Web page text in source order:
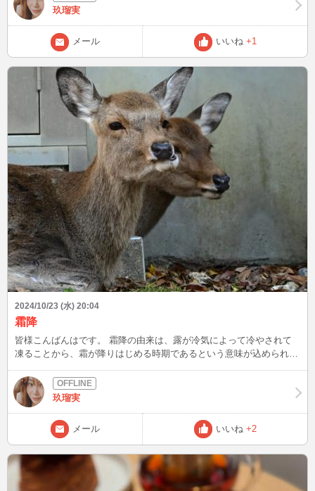
🤣 栄養関係は、パーフェクトでした👍👍 何も指摘される事が無かっ
たです。(私偉い自分で言う！) 監査頑張ったご褒美に、水曜日に奈良
🦌🦌に行くのに、日曜日にフライングで奈良🦌🦌に行っちゃった😛😛
HAPPY HALLOWEEN 2024氷🍧🥄 上に乗ってる、黒いクリームがな
んと… バーベキュー🥩味なんです。 で、黒ゴマベースのかき氷に中
からわらび餅。 和菓子屋さんのかき氷なので、かき氷全てにわらび
餅が入ってます。 小ぶりのかき氷なのに、わらび餅が入ってるので
お腹いっぱいになります🥹🥹 黒ゴマベースに、カレー🍛やバーベキ
ュー🥩の味を合わせてくる、このお店。 う〜〜ん！🙄🙄となるけ
ど、ハロウィン氷🎃は外せません！笑 今週も月曜日、始まりました‼️
張り切って参りましょう✋
玖瑠実
メール いいね +1
2024/10/23 (水) 20:04
霜降
皆様こんばんはです。 霜降の由来は、露が冷気によって冷やされて
凍ることから、霜が降りはじめる時期であるという意味が込められて
が上がりました😅😅 今年の10月は暑すぎますね💦 今もキャミソール
1枚でお家で寛ぎ中です。 そして金曜日は、職場に監査が入ります！
栄養関係の書類はバッチリなのに… 他部署のやってない研修会や会
議の提出書類を作ってます。 何で❓と言いたい。 おかげで先週、今週
と肩凝り、首凝り、頭痛😣🌀🌀と戦ってます。 疲れ果てて、お写真
の反芻中の鹿さんのように、シャクレ顔になってしまいます。笑 頑
張って監査乗り切るぞ‼️
玖瑠実
メール いいね +2